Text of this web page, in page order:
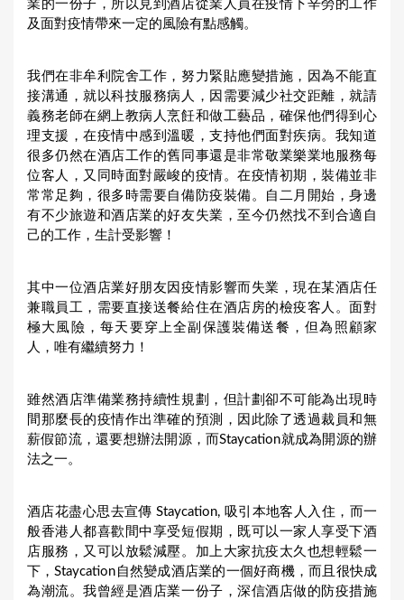
業的一份子，所以見到酒店從業人員在疫情下辛勞的工作
及面對疫情帶來一定的風險有點感觸。
我們在非牟利院舍工作，努力緊貼應變措施，因為不能直
接溝通，就以科技服務病人，因需要減少社交距離，就請
義務老師在網上教病人烹飪和做工藝品，確保他們得到心
理支援，在疫情中感到溫暖，支持他們面對疾病。我知道
很多仍然在酒店工作的舊同事還是非常敬業樂業地服務每
位客人，又同時面對嚴峻的疫情。在疫情初期，裝備並非
常常足夠，很多時需要自備防疫裝備。自二月開始，身邊
有不少旅遊和酒店業的好友失業，至今仍然找不到合適自
己的工作，生計受影響！
其中一位酒店業好朋友因疫情影響而失業，現在某酒店任
兼職員工，需要直接送餐給住在酒店房的檢疫客人。面對
極大風險，每天要穿上全副保護裝備送餐，但為照顧家
人，唯有繼續努力！
雖然酒店準備業務持續性規劃，但計劃卻不可能為出現時
間那麼長的疫情作出準確的預測，因此除了透過裁員和無
薪假節流，還要想辦法開源，而Staycation就成為開源的辦
法之一。
酒店花盡心思去宣傳 Staycation, 吸引本地客人入住，而一
般香港人都喜歡間中享受短假期，既可以一家人享受下酒
店服務，又可以放鬆減壓。加上大家抗疫太久也想輕鬆一
下，Staycation自然變成酒店業的一個好商機，而且很快成
為潮流。我曾經是酒店業一份子，深信酒店做的防疫措施